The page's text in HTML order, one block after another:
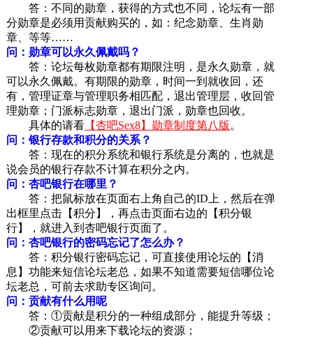
答：不同的勋章，获得的方式也不同，论坛有一部
分勋章是必须用贡献购买的，如：纪念勋章、生肖勋
章、等等……
问：勋章可以永久佩戴吗？
答：论坛每枚勋章都有期限注明，是永久勋章，就
可以永久佩戴。有期限的勋章，时间一到就收回，还
有，管理证章与管理职务相匹配，退出管理层，收回管
理勋章；门派标志勋章，退出门派，勋章也回收。
具体的请看 【杏吧Sex8】勋章制度第八版 。
问：银行存款和积分的关系？
答：现在的积分系统和银行系统是分离的，也就是
说会员的银行存款不计算在积分之内。
问：杏吧银行在哪里？
答：把鼠标放在页面右上角自己的ID上，然后在弹
出框里点击【积分】，再点击页面右边的【积分银
行】，就进入到杏吧银行页面了。
问：杏吧银行的密码忘记了怎么办？
答：积分银行密码忘记，可直接使用论坛的【消
息】功能来短信论坛老总，如果不知道需要短信哪位论
坛老总，可前去求助专区询问。
问：贡献有什么用呢
答：①贡献是积分的一种组成部分，能提升等级；
②贡献可以用来下载论坛的资源；